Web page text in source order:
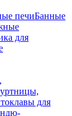
печиБанные
для
для